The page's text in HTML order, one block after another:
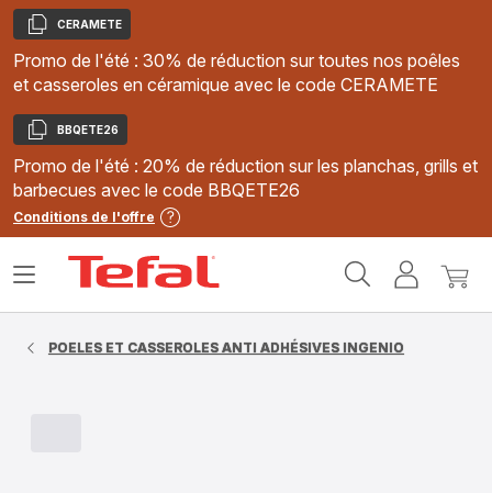
Copier
CERAMETE
Promo de l'été : 30% de réduction sur toutes nos poêles
et casseroles en céramique avec le code CERAMETE
Copier
BBQETE26
Promo de l'été : 20% de réduction sur les planchas, grills et
barbecues avec le code BBQETE26
Conditions de l'offre
MonMon
Ouvrir
POELES ET CASSEROLES ANTI ADHÉSIVES INGENIO